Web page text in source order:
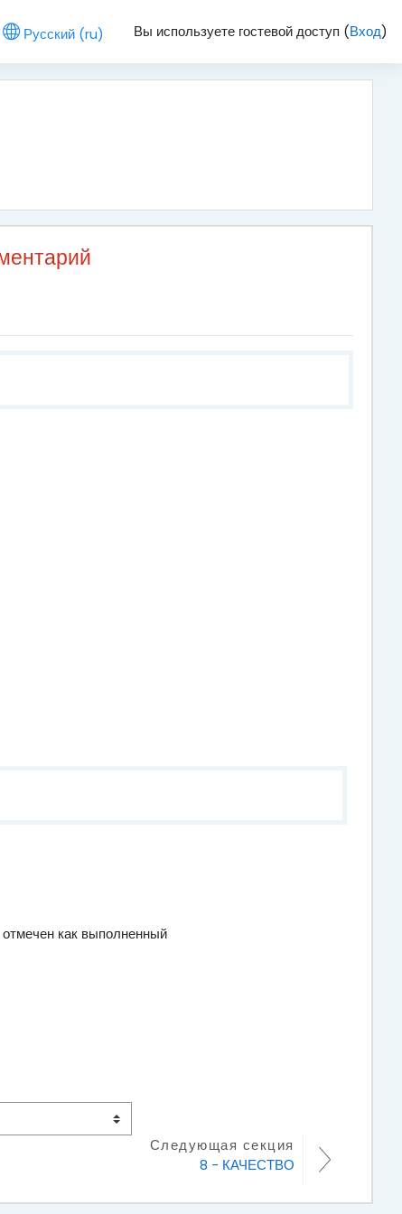
Русский ‎(ru)‎ Вы используете гостевой доступ (Вход)
как выполненный
Следующая секция
8 - КАЧЕСТВО